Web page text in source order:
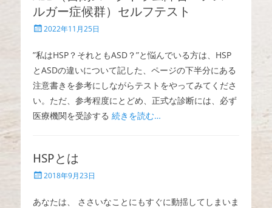
ルガー症候群）セルフテスト
投
日
2022年11月25日
”私はHSP？それともASD？”と悩んでいる方は、HSP
とASDの違いについて記した、ページの下半分にある
注意書きを参考にしながらテストをやってみてくださ
い。ただ、参考程度にとどめ、正式な診断には、必ず
医療機関を受診する 続きを読む…
HSPとは
投
日
2018年9月23日
あなたは、 ささいなことにもすぐに動揺してしまいま